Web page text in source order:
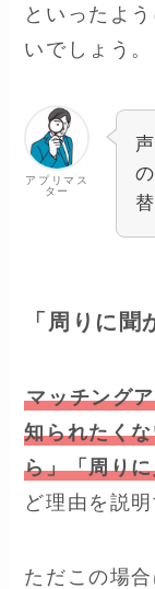
といったよ
いでしょう。
アプリマス
ター
「周りに
マッチング
知られたく
ら」「周り
ど理由を説
ただこの場